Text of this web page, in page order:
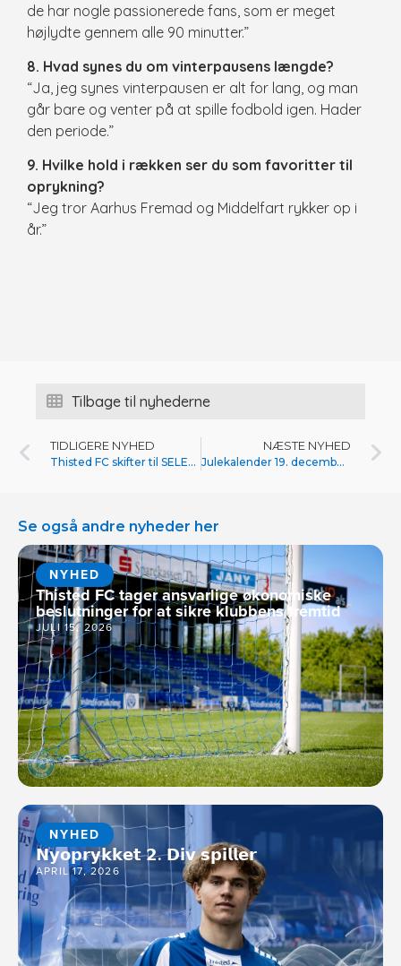
de har nogle passionerede fans, som er meget
højlydte gennem alle 90 minutter.”
8. Hvad synes du om vinterpausens længde?
“Ja, jeg synes vinterpausen er alt for lang, og man
går bare og venter på at spille fodbold igen. Hader
den periode.”
9. Hvilke hold i rækken ser du som favoritter til
oprykning?
“Jeg tror Aarhus Fremad og Middelfart rykker op i
år.”
Tilbage til nyhederne
TIDLIGERE NYHED
Thisted FC skifter til SELECT
NÆSTE NYHED
Julekalender 19. december med Immersen
Se også andre nyheder her
NYHED
Thisted FC tager ansvarlige økonomiske
beslutninger for at sikre klubbens fremtid
JULI 15, 2026
NYHED
𝗡𝘆𝗼𝗽𝗿𝘆𝗸𝗸𝗲𝘁 𝟮. 𝗗𝗶𝘃 𝘀𝗽𝗶𝗹𝗹𝗲𝗿
APRIL 17, 2026